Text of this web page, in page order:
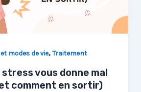
modes de vie, Traitement
vous donne mal
comment en sortir)